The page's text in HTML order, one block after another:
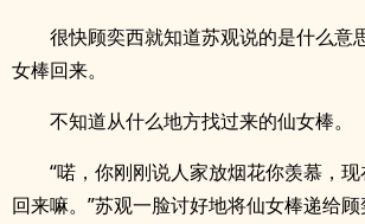
很快顾奕西就知道苏观说的是什么
女棒回来。
不知道从什么地方找过来的仙女棒。
“喏，你刚刚说人家放烟花你羡慕，
回来嘛。”苏观一脸讨好地将仙女棒递给